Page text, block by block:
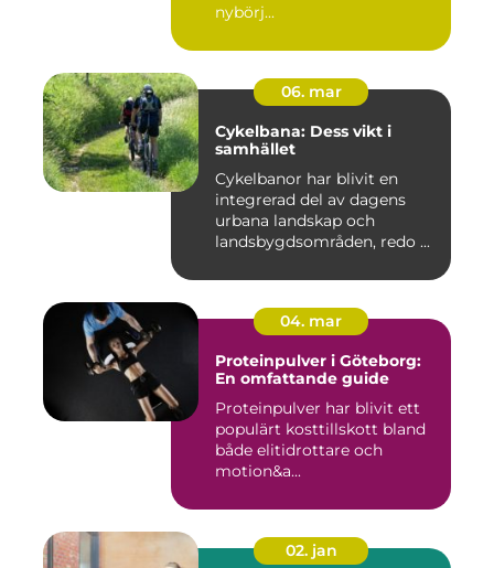
nybörj...
06. mar
Cykelbana: Dess vikt i
samhället
Cykelbanor har blivit en
integrerad del av dagens
urbana landskap och
landsbygdsområden, redo ...
04. mar
Proteinpulver i Göteborg:
En omfattande guide
Proteinpulver har blivit ett
populärt kosttillskott bland
både elitidrottare och
motion&a...
02. jan